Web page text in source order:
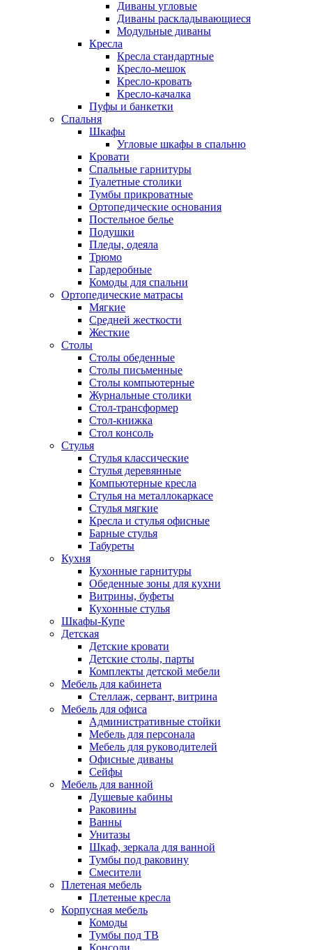
Диваны угловые
Диваны раскладывающиеся
Модульные диваны
Кресла
Кресла стандартные
Кресло-мешок
Кресло-кровать
Кресло-качалка
Пуфы и банкетки
Спальня
Шкафы
Угловые шкафы в спальню
Кровати
Спальные гарнитуры
Туалетные столики
Тумбы прикроватные
Ортопедические основания
Постельное белье
Подушки
Пледы, одеяла
Трюмо
Гардеробные
Комоды для спальни
Ортопедические матрасы
Мягкие
Средней жесткости
Жесткие
Столы
Столы обеденные
Столы письменные
Столы компьютерные
Журнальные столики
Стол-трансформер
Стол-книжка
Стол консоль
Стулья
Стулья классические
Стулья деревянные
Компьютерные кресла
Стулья на металлокаркасе
Стулья мягкие
Кресла и стулья офисные
Барные стулья
Табуреты
Кухня
Кухонные гарнитуры
Обеденные зоны для кухни
Витрины, буфеты
Кухонные стулья
Шкафы-Купе
Детская
Детские кровати
Детские столы, парты
Комплекты детской мебели
Мебель для кабинета
Стеллаж, сервант, витрина
Мебель для офиса
Административные стойки
Мебель для персонала
Мебель для руководителей
Офисные диваны
Сейфы
Мебель для ванной
Душевые кабины
Раковины
Ванны
Унитазы
Шкаф, зеркала для ванной
Тумбы под раковину
Смесители
Плетеная мебель
Плетеные кресла
Корпусная мебель
Комоды
Тумбы под ТВ
Консоли